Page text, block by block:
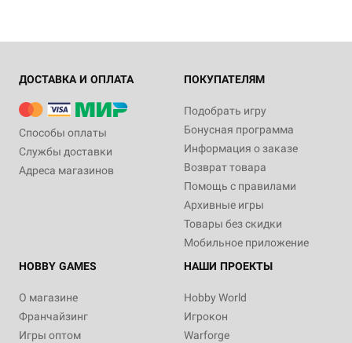
ДОСТАВКА И ОПЛАТА
Способы оплаты
Службы доставки
Адреса магазинов
ПОКУПАТЕЛЯМ
Подобрать игру
Бонусная программа
Информация о заказе
Возврат товара
Помощь с правилами
Архивные игры
Товары без скидки
Мобильное приложение
HOBBY GAMES
О магазине
Франчайзинг
Игры оптом
НАШИ ПРОЕКТЫ
Hobby World
Игрокон
Warforge